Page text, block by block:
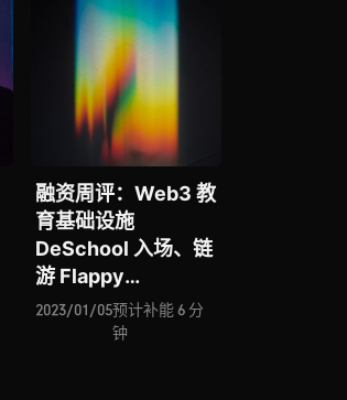
融资周评：Web3 教
育基础设施
DeSchool 入场、链
游 Flappy
Moonbird 能否如
Flappy Bird 造就传
2023/01/05预计补能 6 分
钟